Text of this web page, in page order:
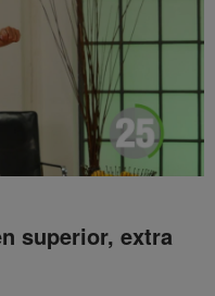
superior, extra